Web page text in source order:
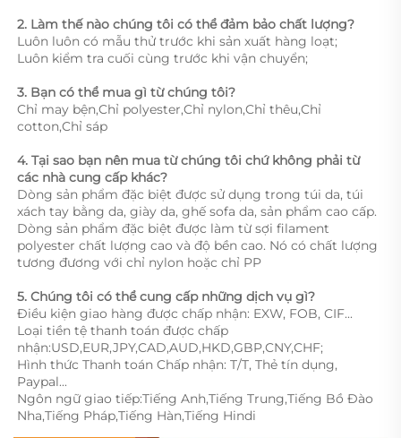
2. Làm thế nào chúng tôi có thể đảm bảo chất lượng?
Luôn luôn có mẫu thử trước khi sản xuất hàng loạt;
Luôn kiểm tra cuối cùng trước khi vận chuyển;
3. Bạn có thể mua gì từ chúng tôi?
Chỉ may bện,Chỉ polyester,Chỉ nylon,Chỉ thêu,Chỉ
cotton,Chỉ sáp
4. Tại sao bạn nên mua từ chúng tôi chứ không phải từ
các nhà cung cấp khác?
Dòng sản phẩm đặc biệt được sử dụng trong túi da, túi
xách tay bằng da, giày da, ghế sofa da, sản phẩm cao cấp.
Dòng sản phẩm đặc biệt được làm từ sợi filament
polyester chất lượng cao và độ bền cao. Nó có chất lượng
tương đương với chỉ nylon hoặc chỉ PP
5. Chúng tôi có thể cung cấp những dịch vụ gì?
Điều kiện giao hàng được chấp nhận: EXW, FOB, CIF...
Loại tiền tệ thanh toán được chấp
nhận:USD,EUR,JPY,CAD,AUD,HKD,GBP,CNY,CHF;
Hình thức Thanh toán Chấp nhận: T/T, Thẻ tín dụng,
Paypal...
Ngôn ngữ giao tiếp:Tiếng Anh,Tiếng Trung,Tiếng Bồ Đào
Nha,Tiếng Pháp,Tiếng Hàn,Tiếng Hindi